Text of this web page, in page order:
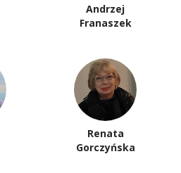
Andrzej
Franaszek
Renata
Gorczyńska